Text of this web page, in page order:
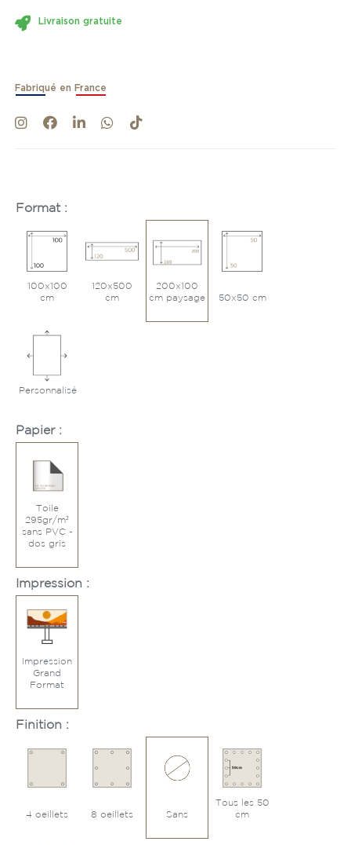
Livraison gratuite
Fabriqué en France
Format :
100x100
cm
120x500
cm
200x100
cm paysage
50x50 cm
Personnalisé
Papier :
Toile
295gr/m²
sans PVC -
dos gris
Impression :
Impression
Grand
Format
Finition :
4 oeillets 8 oeillets Sans
Tous les 50
cm